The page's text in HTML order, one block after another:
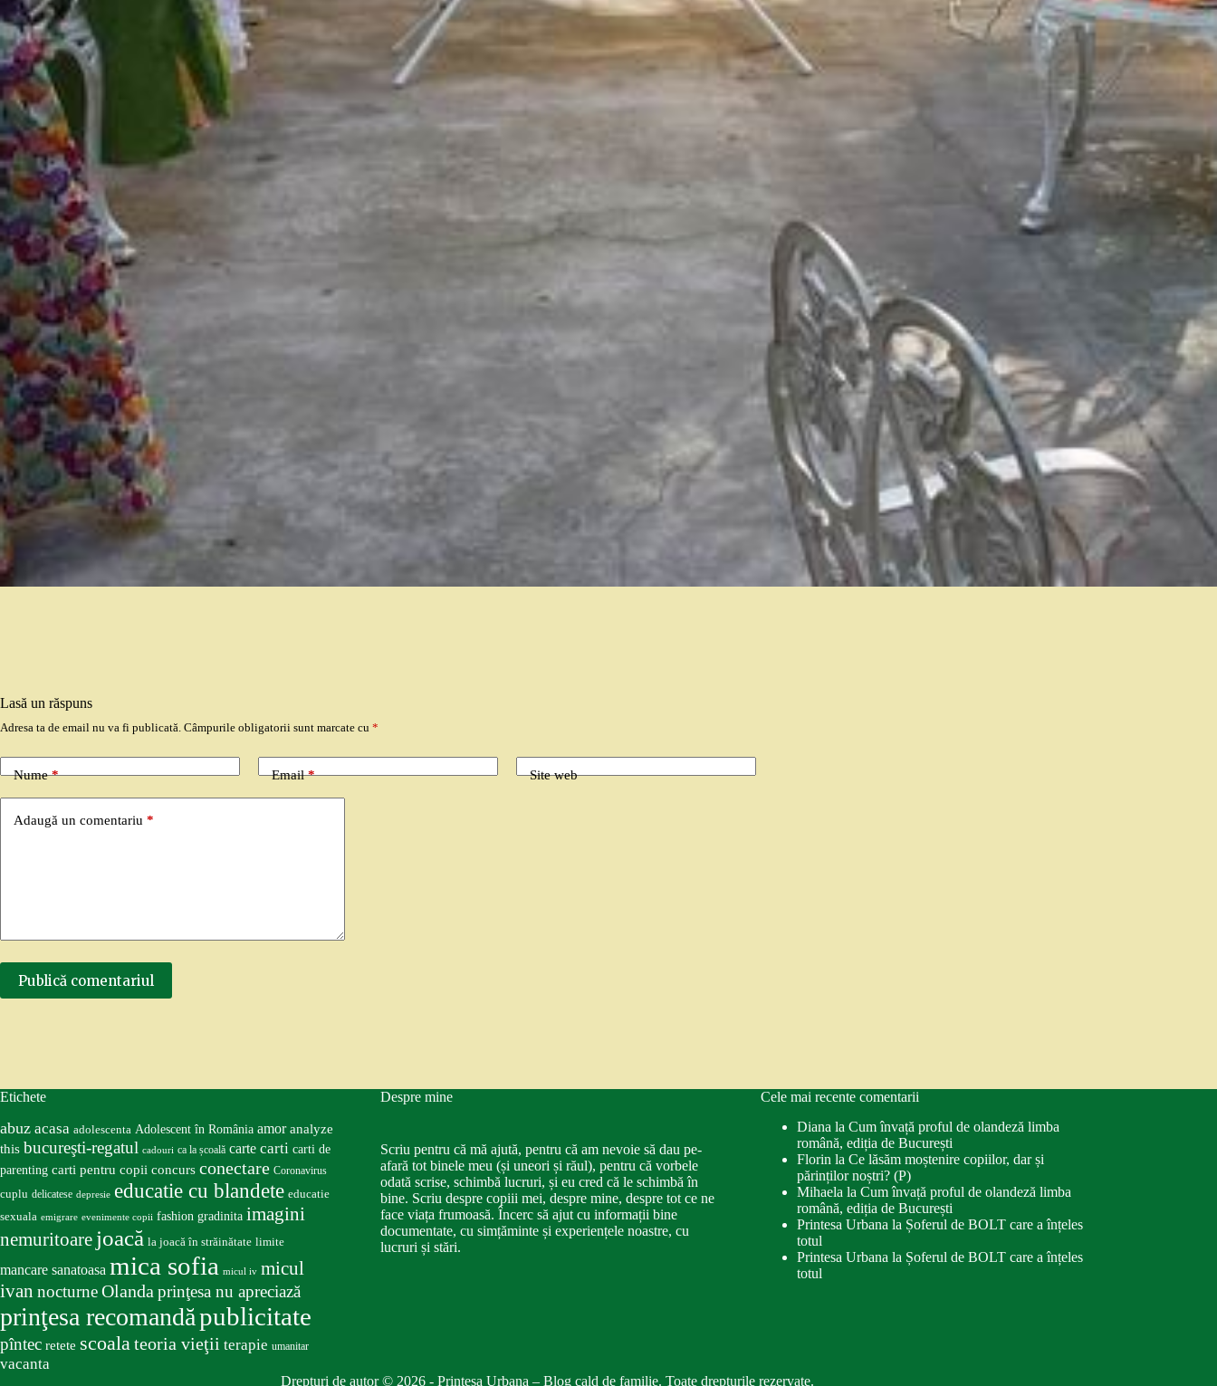
Lasă un răspuns
Adresa ta de email nu va fi publicată. Câmpurile obligatorii sunt marcate cu *
Nume* Email* Site web
Adaugă un comentariu *
Publică comentariul
Etichete
abuz acasa adolescenta Adolescent în România amor analyze
this bucureşti-regatul cadouri ca la școală carte carti carti de
parenting carti pentru copii concurs conectare Coronavirus
cuplu delicatese depresie educatie cu blandete educatie
sexuala emigrare evenimente copii fashion gradinita imagini
nemuritoare joacă la joacă în străinătate limite
mancare sanatoasa mica sofia micul iv micul
ivan nocturneOlanda prinţesa nu apreciază
prinţesa recomandăpublicitate
pîntec retete scoalateoria vieţii terapie umanitar
vacanta
Despre mine
Scriu pentru că mă ajută, pentru că am nevoie să dau pe-
afară tot binele meu (și uneori și răul), pentru că vorbele
odată scrise, schimbă lucruri, și eu cred că le schimbă în
bine. Scriu despre copiii mei, despre mine, despre tot ce ne
face viața frumoasă. Încerc să ajut cu informații bine
documentate, cu simțăminte și experiențele noastre, cu
lucruri și stări.
Cele mai recente comentarii
Diana la Cum învață proful de olandeză limba
română, ediția de București
Florin la Ce lăsăm moștenire copiilor, dar și
părinților noștri? (P)
Mihaela la Cum învață proful de olandeză limba
română, ediția de București
Printesa Urbana la Șoferul de BOLT care a înțeles
totul
Printesa Urbana la Șoferul de BOLT care a înțeles
totul
Drepturi de autor © 2026 - Printesa Urbana – Blog cald de familie. Toate drepturile rezervate.